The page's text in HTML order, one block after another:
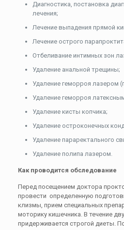
Диагностика, постановка
лечения;
Лечение выпадения прямой
Лечение острого
Отбеливание интимных зон
Удаление анальной трещины;
Удаление геморроя лазером
Удаление геморроя
Удаление кисты копчика;
Удаление остроконечных
Удаление параректального
Удаление полипа лазером.
Как проводится обследование
Перед посещением доктора
провести определенную
клизмы, прием специальных
моторику кишечника. В течение
придерживается строгой диеты.